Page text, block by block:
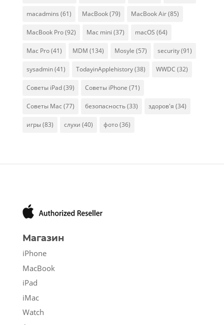
macadmins (61) MacBook(79) MacBook Air(85)
MacBook Pro(92) Mac mini (37) macOS (64)
Mac Pro(41) MDM (134) Mosyle (57) security(91)
sysadmin(41) TodayinApplehistory(38) WWDC (32)
Советы iPad(39) Советы iPhone (71)
Советы Mac (77) безопасность(33) здоров'я (34)
игры(83) слухи (40) фото(36)
Магазин
iPhone
MacBook
iPad
iMac
Watch